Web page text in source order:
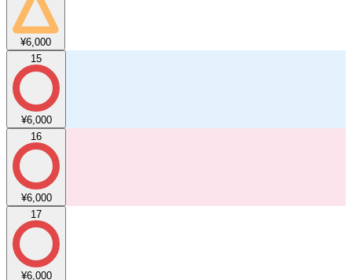
¥6,000
15
¥6,000
16
¥6,000
17
¥6,000